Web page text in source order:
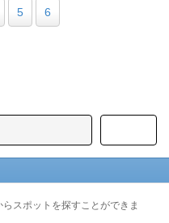
5 6
スポットを探すことができま